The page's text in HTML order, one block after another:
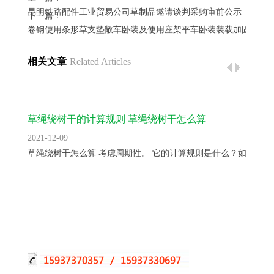
昆明铁路配件工业贸易公司草制品邀请谈判采购审前公示
下一篇：
卷钢使用条形草支垫敞车卧装及使用座架平车卧装装载加固方案
相关文章 Related Articles
草绳绕树干的计算规则 草绳绕树干怎么算
2021-12-09
草绳绕树干怎么算 考虑周期性。 它的计算规则是什么？如只知...